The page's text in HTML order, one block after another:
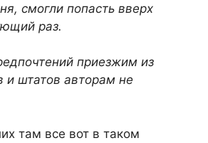
смогли попасть вверх
раз.
приезжим из
и штатов авторам не
там все вот в таком